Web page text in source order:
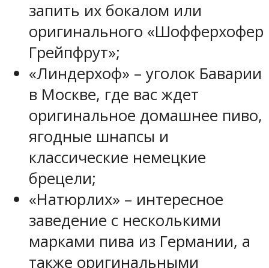
запить их бокалом или
оригинального «Шофферхофер
Грейпфрут»;
«Линдерхоф» – уголок Баварии
в Москве, где вас ждет
оригинальное домашнее пиво,
ягодные шнапсы и
классические немецкие
брецели;
«Натюрлих» – интересное
заведение с несколькими
марками пива из Германии, а
также оригинальными